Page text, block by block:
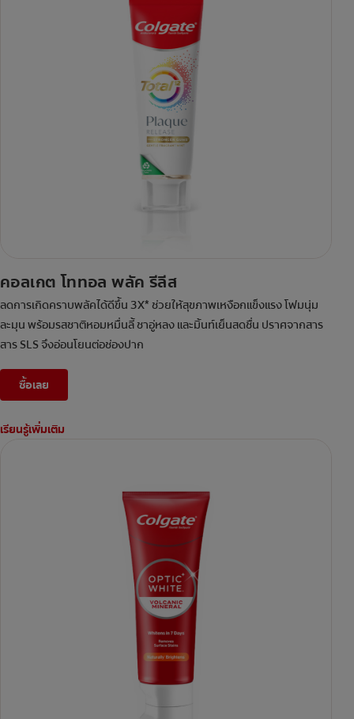
คอลเกต โททอล พลัค รีลีส
ลดการเกิดคราบพลัคได้ดีขึ้น 3X* ช่วยให้สุขภาพเหงือกแข็งแรง โฟมนุ่ม
ละมุน พร้อมรสชาติหอมหมื่นลี้ ชาอู่หลง และมิ้นท์เย็นสดชื่น ปราศจากสาร
สาร SLS จึงอ่อนโยนต่อช่องปาก
ซื้อเลย
เรียนรู้เพิ่มเติม